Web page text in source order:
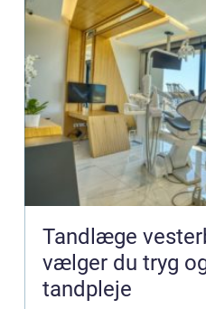
Tandlæge vesterbro
vælger du tryg
tandpleje